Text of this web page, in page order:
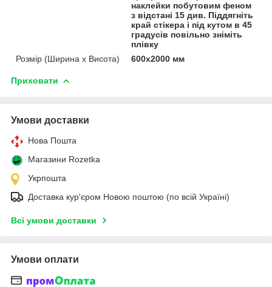
наклейки побутовим феном
з відстані 15 див. Піддягніть
край стікера і під кутом в 45
градусів повільно зніміть
плівку
Розмір (Ширина х Висота)
600х2000 мм
Приховати
Умови доставки
Нова Пошта
Магазини Rozetka
Укрпошта
Доставка кур'єром Новою поштою (по всій Україні)
Всі умови доставки
Умови оплати